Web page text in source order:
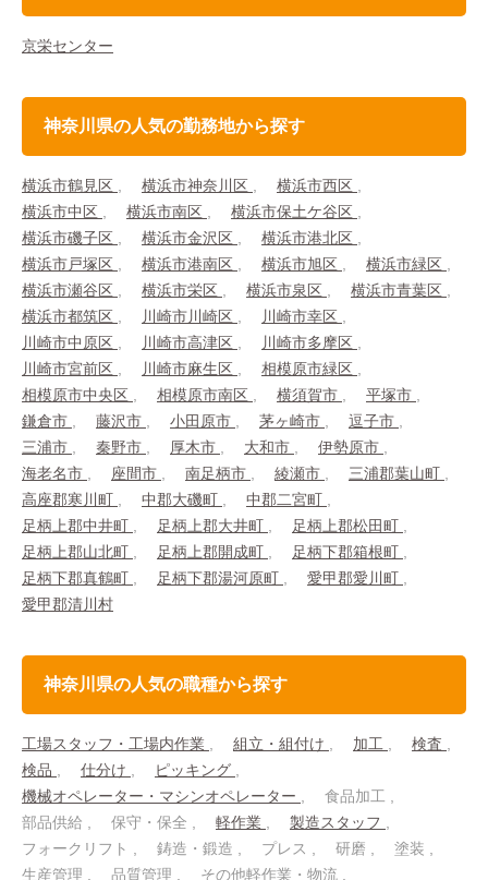
京栄センター
神奈川県の人気の勤務地から探す
横浜市鶴見区 横浜市神奈川区
横浜市西区
横浜市中区
横浜市南区
横浜市保土ケ谷区
横浜市磯子区
横浜市金沢区
横浜市港北区
横浜市戸塚区
横浜市港南区 横浜市旭区
横浜市緑区
横浜市瀬谷区
横浜市栄区 横浜市泉区
横浜市青葉区
横浜市都筑区
川崎市川崎区
川崎市幸区
川崎市中原区
川崎市高津区
川崎市多摩区
川崎市宮前区
川崎市麻生区
相模原市緑区
相模原市中央区
相模原市南区 横須賀市
平塚市
鎌倉市
藤沢市 小田原市 茅ヶ崎市
逗子市
三浦市
秦野市 厚木市 大和市
伊勢原市
海老名市
座間市 南足柄市 綾瀬市
三浦郡葉山町
高座郡寒川町
中郡大磯町
中郡二宮町
足柄上郡中井町
足柄上郡大井町
足柄上郡松田町
足柄上郡山北町
足柄上郡開成町
足柄下郡箱根町
足柄下郡真鶴町
足柄下郡湯河原町
愛甲郡愛川町
愛甲郡清川村
神奈川県の人気の職種から探す
工場スタッフ・工場内作業 組立・組付け 加工
検査
検品
仕分け
ピッキング
機械オペレーター・マシンオペレーター
食品加工
部品供給
保守・保全 軽作業
製造スタッフ
フォークリフト
鋳造・鍛造 プレス 研磨
塗装
生産管理
品質管理
その他軽作業・物流